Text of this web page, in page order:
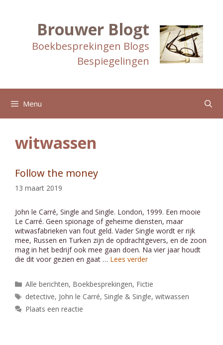
Brouwer Blogt
Boekbesprekingen Blogs
Bespiegelingen
Menu
witwassen
Follow the money
13 maart 2019
John le Carré, Single and Single. London, 1999. Een mooie
Le Carré. Geen spionage of geheime diensten, maar
witwasfabrieken van fout geld. Vader Single wordt er rijk
mee, Russen en Turken zijn de opdrachtgevers, en de zoon
mag in het bedrijf ook mee gaan doen. Na vier jaar houdt
die dit voor gezien en gaat … Lees verder
Categorieën
Alle berichten, Boekbesprekingen, Fictie
Tags
detective, John le Carré, Single & Single,witwassen
Plaats een reactie